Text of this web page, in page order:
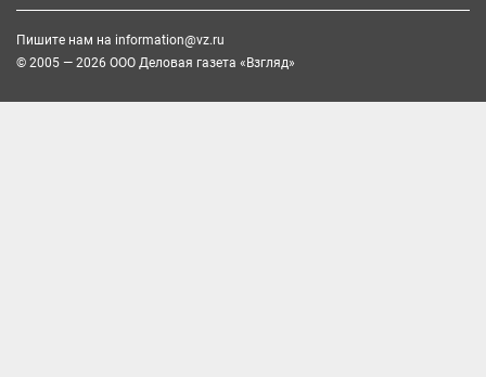
Пишите нам на information@vz.ru
© 2005 — 2026 ООО Деловая газета «Взгляд»